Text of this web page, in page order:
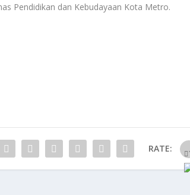
Pendidikan dan Kebudayaan Kota Metro.
RATE: